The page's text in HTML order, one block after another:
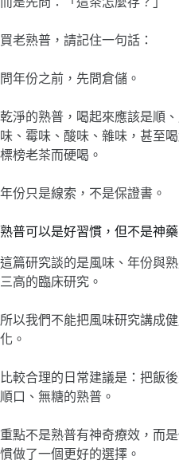
買老熟普，請記住一句話：
問年份之前，先問倉儲。
乾淨的熟普，喝起來應該是順
味、霉味、酸味、雜味，甚至
標榜老茶而硬喝。
年份只是線索，不是保證書。
熟普可以是好習慣，但不是神藥
這篇研究談的是風味、年份與
三高的臨床研究。
所以我們不能把風味研究講成
化。
比較合理的日常建議是：把飯
順口、無糖的熟普。
重點不是熟普有神奇療效，而
慣做了一個更好的選擇。